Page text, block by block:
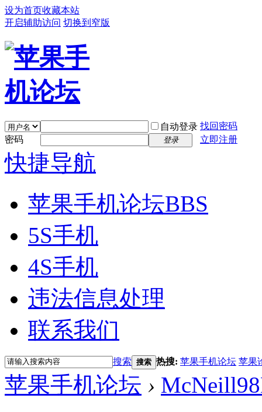
设为首页收藏本站
开启辅助访问 切换到窄版
自动登录 找回密码
密码
登录 立即注册
快捷导航
苹果手机论坛BBS
5S手机
4S手机
违法信息处理
联系我们
搜索 搜索 热搜: 苹果手机论坛 苹果
苹果手机论坛 ›